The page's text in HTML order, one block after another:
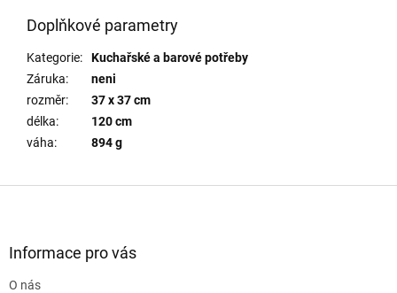
Doplňkové parametry
Kategorie:
Kuchařské a barové potřeby
Záruka:
neni
rozměr:
37 x 37 cm
délka:
120 cm
váha: 894 g
Informace pro vás
O nás